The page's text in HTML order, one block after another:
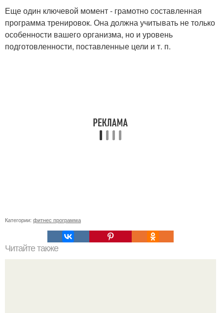
Еще один ключевой момент - грамотно составленная
программа тренировок. Она должна учитывать не только
особенности вашего организма, но и уровень
подготовленности, поставленные цели и т. п.
Категории: фитнес программа
Читайте также